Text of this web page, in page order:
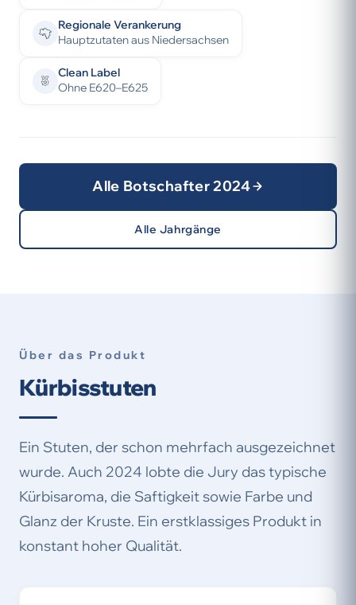
Regionale Verankerung
Hauptzutaten aus Niedersachsen
Clean Label
Ohne E620–E625
Alle Botschafter 2024
Alle Jahrgänge
Über das Produkt
Kürbisstuten
Ein Stuten, der schon mehrfach ausgezeichnet
wurde. Auch 2024 lobte die Jury das typische
Kürbisaroma, die Saftigkeit sowie Farbe und
Glanz der Kruste. Ein erstklassiges Produkt in
konstant hoher Qualität.